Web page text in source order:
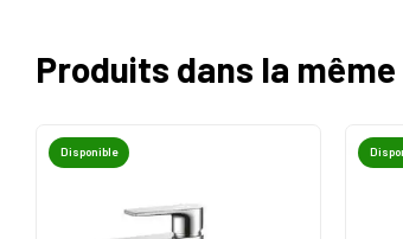
Produits dans la
Disponible